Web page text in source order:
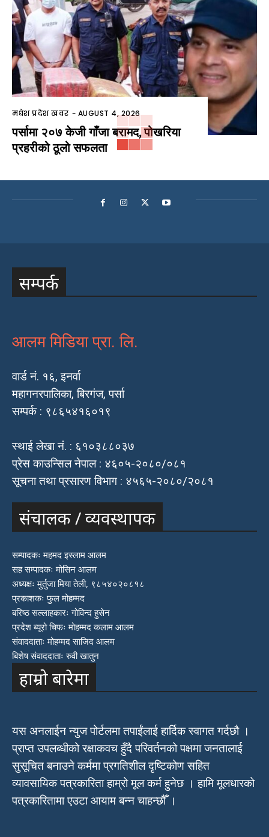
मधेश प्रदेश खवर - AUGUST 4, 2026
पर्सामा २०७ केजी गाँजा बरामद, पोखरिया
प्रहरीको ठूलो सफलता
सम्पर्क
आलम मिडिया प्रा. लि.
वार्ड नं. १६, इनर्वा
महागनरपालिका, बिरगंज, पर्सा
सम्पर्क : ९८६५४१६०१९
स्थाई लेखा नं. : ६१०३८८०३७
प्रेस काउन्सिल नेपाल : ४६०५-२०८०/०८१
सूचना तथा प्रसारण विभाग : ४५६५-२०८०/२०८१
संचालक / व्यवस्थापक
सम्पादकः महमद इस्लाम आलम
सह सम्पादकः मोसिन आलम
अध्यक्षः मुर्तुजा मिया तेली, ९८५४०२०८१८
प्रकाशकः फुल मोहम्मद
बरिष्ठ सल्लाहकारः गोविन्द हुसेन
प्रदेश ब्यूरो चिफः मोहम्मद कलाम आलम
संवाददाताः मोहम्मद साजिद आलम
बिशेष संवाददाताः रुवी खातुन
हाम्रो बारेमा
यस अनलाईन न्युज पोर्टलमा तपाईंलाई हार्दिक स्वागत गर्दछौ ।
प्राप्त उपलब्धीको रक्षाकवच हुँदै परिवर्तनको पक्षमा जनतालाई
सुसूचित बनाउने कर्ममा प्रगतिशील दृष्टिकोण सहित
व्यावसायिक पत्रकारिता हाम्रो मूल कर्म हुनेछ । हामि मूलधारको
पत्रकारितामा एउटा आयाम बन्न चाहन्छौँ ।